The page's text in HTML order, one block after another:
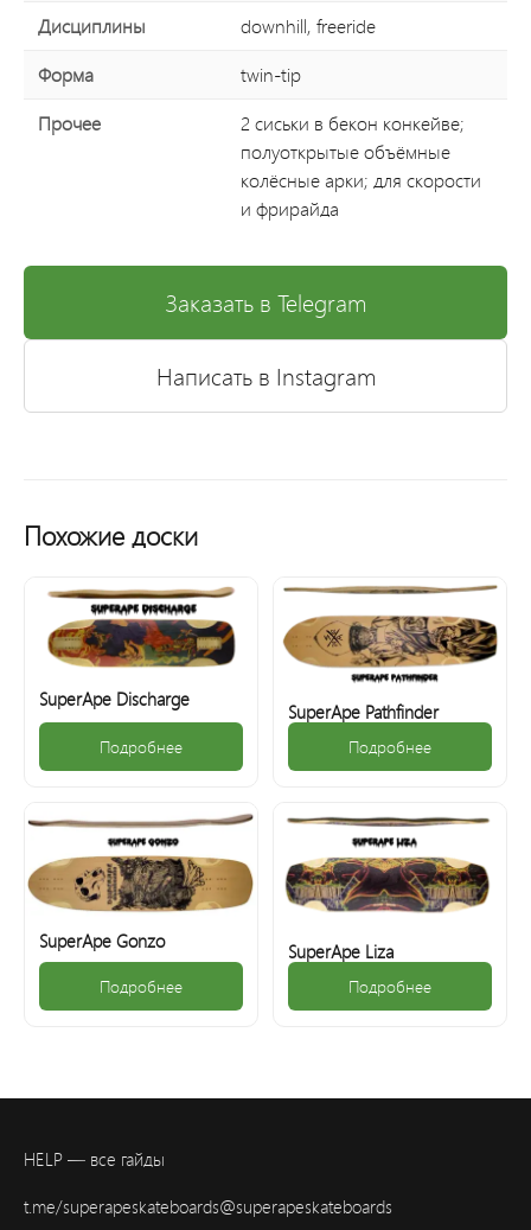
Дисциплины
downhill, freeride
Форма
twin-tip
Прочее
2 сиськи в бекон конкейве;
полуоткрытые объёмные
колёсные арки; для скорости
и фрирайда
Заказать в Telegram
Написать в Instagram
Похожие доски
SuperApe Discharge
Подробнее
SuperApe Pathfinder
Подробнее
SuperApe Gonzo
Подробнее
SuperApe Liza
Подробнее
HELP — все гайды
t.me/superapeskateboards@superapeskateboards